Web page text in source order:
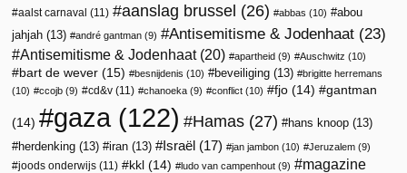
aalst carnaval (11) aanslag brussel (26) abbas (10)
abou
jahjah (13) andré gantman (9) Antisemitisme & Jodenhaat (23)
Antisemitisme & Jodenhaat(20) apartheid (9) Auschwitz (10)
bart de wever (15) besnijdenis (10) beveiliging (13)
brigitte herremans
(10)
ccojb (9) cd&v (11) chanoeka (9) conflict (10) fjo (14) gantman
(14) gaza (122) Hamas (27) hans knoop (13)
herdenking (13) iran (13) Israël (17) jan jambon (10) Jeruzalem (9)
joods onderwijs (11) kkl (14) ludo van campenhout (9)
magazine